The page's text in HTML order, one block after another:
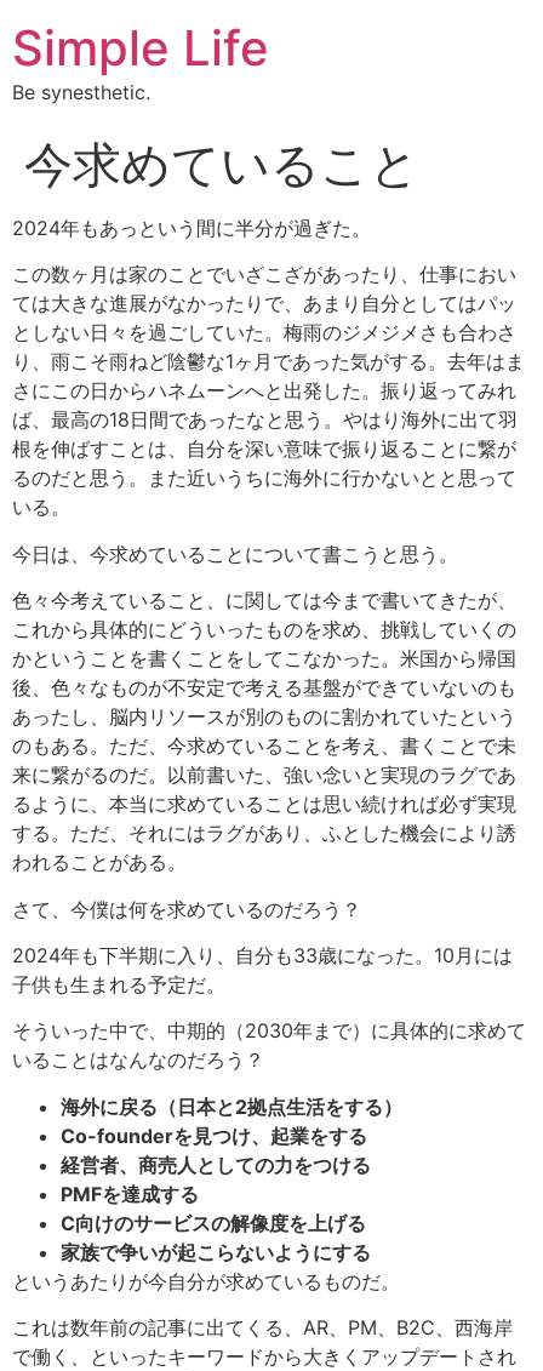
Simple Life
Be synesthetic.
今求めていること
2024年もあっという間に半分が過ぎた。
この数ヶ月は家のことでいざこざがあったり、仕事におい
ては大きな進展がなかったりで、あまり自分としてはパッ
としない日々を過ごしていた。梅雨のジメジメさも合わさ
り、雨こそ雨ねど陰鬱な1ヶ月であった気がする。去年はま
さにこの日からハネムーンへと出発した。振り返ってみれ
ば、最高の18日間であったなと思う。やはり海外に出て羽
根を伸ばすことは、自分を深い意味で振り返ることに繋が
るのだと思う。また近いうちに海外に行かないとと思って
いる。
今日は、今求めていることについて書こうと思う。
色々今考えていること、に関しては今まで書いてきたが、
これから具体的にどういったものを求め、挑戦していくの
かということを書くことをしてこなかった。米国から帰国
後、色々なものが不安定で考える基盤ができていないのも
あったし、脳内リソースが別のものに割かれていたという
のもある。ただ、今求めていることを考え、書くことで未
来に繋がるのだ。以前書いた、強い念いと実現のラグであ
るように、本当に求めていることは思い続ければ必ず実現
する。ただ、それにはラグがあり、ふとした機会により誘
われることがある。
さて、今僕は何を求めているのだろう？
2024年も下半期に入り、自分も33歳になった。10月には
子供も生まれる予定だ。
そういった中で、中期的（2030年まで）に具体的に求めて
いることはなんなのだろう？
海外に戻る（日本と2拠点生活をする）
Co-founderを見つけ、起業をする
経営者、商売人としての力をつける
PMFを達成する
C向けのサービスの解像度を上げる
家族で争いが起こらないようにする
というあたりが今自分が求めているものだ。
これは数年前の記事に出てくる、AR、PM、B2C、西海岸
で働く、といったキーワードから大きくアップデートされ